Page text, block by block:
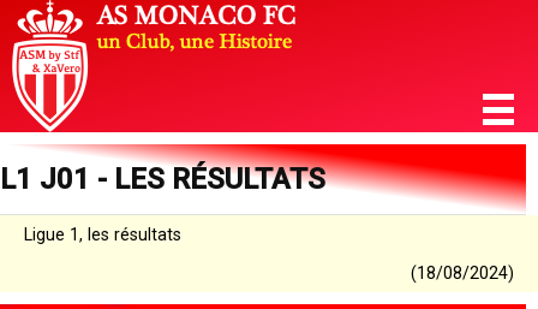
L1 J01 - LES RÉSULTATS
Ligue 1, les résultats
(18/08/2024)